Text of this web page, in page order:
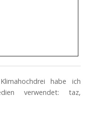
habe ich
verwendet: taz,